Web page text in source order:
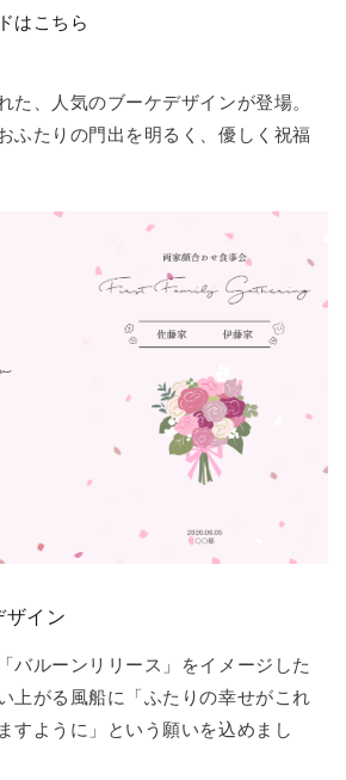
はこちら
た、人気のブーケデザインが登場。
ふたりの門出を明るく、優しく祝福
ザイン
バルーンリリース」をイメージした
上がる風船に「ふたりの幸せがこれ
すように」という願いを込めまし